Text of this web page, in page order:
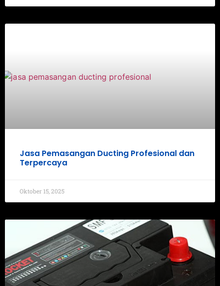
Jasa Pemasangan Ducting Profesional dan
Terpercaya
Oktober 15, 2025